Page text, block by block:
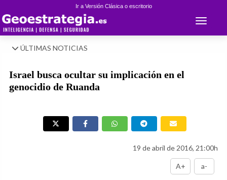
Ir a Versión Clásica o escritorio
Toggle
ÚLTIMAS NOTICIAS
Israel busca ocultar su implicación en el
genocidio de Ruanda
19 de abril de 2016, 21:00h
A+ a-